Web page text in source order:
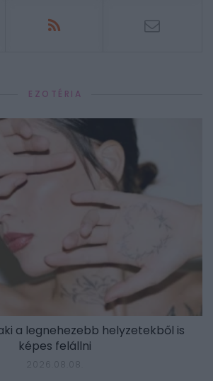
EZOTÉRIA
a legnehezebb helyzetekből is
képes felállni